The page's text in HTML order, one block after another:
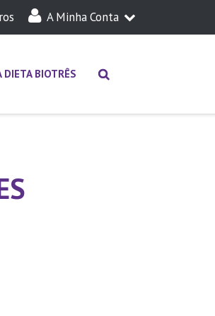
A Minha Conta
Login
DIETA BIOTRÊS